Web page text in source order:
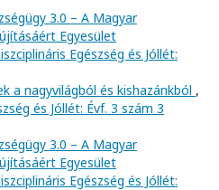
3.0 – A Magyar
Egyesület
Egészség és Jóllét:
a nagyvilágból és kishazánkból ,
és Jóllét: Évf. 3 szám 3
3.0 – A Magyar
Egyesület
Egészség és Jóllét: